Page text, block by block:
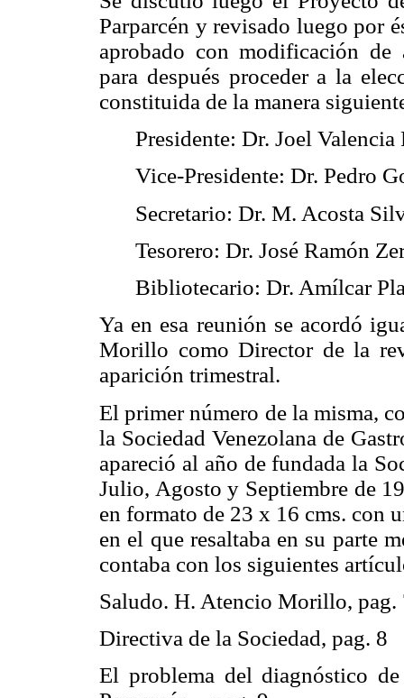
Parparcén y revisado luego por
aprobado con modificación
para después proceder a la
constituida de la manera
Presidente: Dr. Joel Valencia
Vice-Presidente: Dr. Pedro
Secretario: Dr. M. Acosta
Tesorero: Dr. José Ramón
Bibliotecario: Dr. Amílcar
Ya en esa reunión se acordó
Morillo como Director de la
aparición trimestral.
El primer número de la misma,
la Sociedad Venezolana de
apareció al año de fundada la
Julio, Agosto y Septiembre de
en formato de 23 x 16 cms. con
en el que resaltaba en su parte
contaba con los siguientes
Saludo. H. Atencio Morillo, pag.
Directiva de la Sociedad, pag. 8
El problema del diagnóstico